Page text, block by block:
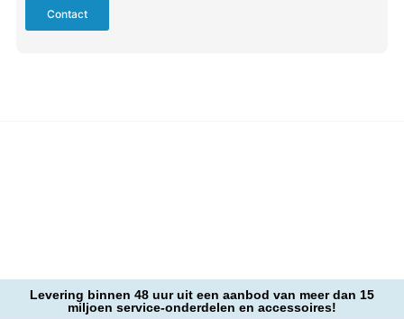
Contact
Levering binnen 48 uur uit een aanbod van meer dan 15
miljoen service-onderdelen en accessoires!